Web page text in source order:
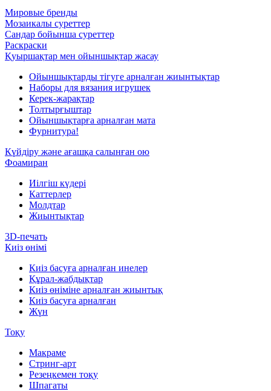
Мировые бренды
Мозаикалы суреттер
Сандар бойынша суреттер
Раскраски
Қуыршақтар мен ойыншықтар жасау
Ойыншықтарды тігуге арналған жиынтықтар
Наборы для вязания игрушек
Керек-жарақтар
Толтырғыштар
Ойыншықтарға арналған мата
Фурнитура!
Күйдіру және ағашқа салынған ою
Фоамиран
Иілгіш күдері
Каттерлер
Молдтар
Жиынтықтар
3D-печать
Киіз өнімі
Киіз басуға арналған инелер
Құрал-жабдықтар
Киіз өніміне арналған жиынтық
Киіз басуға арналған
Жүн
Тоқу
Макраме
Стринг-арт
Резеңкемен тоқу
Шпагаты